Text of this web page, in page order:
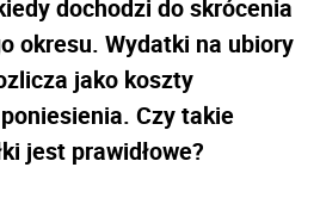
dochodzi do skrócenia
okresu. Wydatki na ubiory
jako koszty
Czy takie
jest prawidłowe?